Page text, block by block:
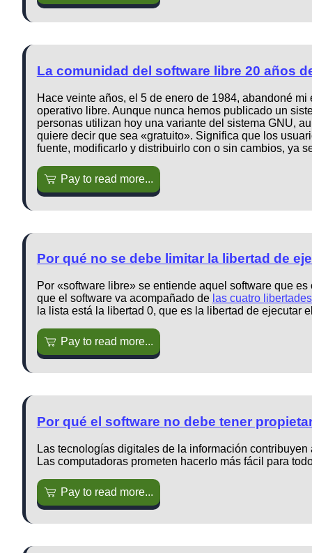
La comunidad del software libre 20 años
Hace veinte años, el 5 de enero de 1984, abandoné
operativo libre. Aunque nunca hemos publicado un
personas utilizan hoy una variante del sistema GNU,
quiere decir que sea «gratuito». Significa que los
fuente, modificarlo y distribuirlo con o sin cambios, ya
Pay to read more...
Por qué no se debe limitar la libertad de
Por «software libre» se entiende aquel software que
que el software va acompañado de las cuatro
la lista está la libertad 0, que es la libertad de ejecutar
Pay to read more...
Por qué el software no debe tener
Las tecnologías digitales de la información
Las computadoras prometen hacerlo más fácil para
Pay to read more...